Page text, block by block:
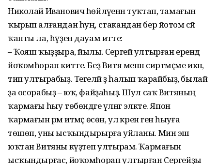
Николай Иванович һөйлә­үе­нән туҡтап, тамағын
ҡырып алғандан һуң, стакандан бер йотом сәй
ҡапты ла, һүҙен дауам итте:
– Ҡояш ҡыҙҙыра, йылы. Сергей ултырған ерендә
йоҡомһорап китте. Беҙ Витя менән сиртмәҫме икән,
тип ултырабыҙ. Тегеләй ҙә һалып ҡарайбыҙ, былай
ҙа осора­быҙ – юҡ, файҙаһыҙ. Шул саҡ Витяның
ҡармағы һыу төбөндәге үләнгә эләкте. Япон
ҡармағын әрәм итмәҫ өсөн, ул әкрен генә һыуға
төшөп, уны ысҡындырырға уйланы. Мин эш
юҡтан Витяны күҙәтеп ултырам. Ҡармағын
ысҡындырғас, йоҡомһорап ултырған Сер­гей­ҙы